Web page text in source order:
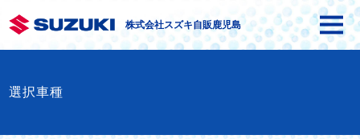
株式会社スズキ自販鹿児島
選択車種